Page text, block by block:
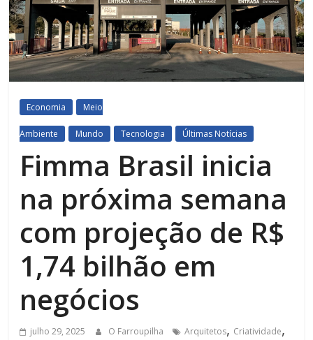
Economia Meio
Ambiente Mundo Tecnologia Últimas Notícias
Fimma Brasil inicia
na próxima semana
com projeção de R$
1,74 bilhão em
negócios
julho 29, 2025 O Farroupilha Arquitetos, Criatividade,